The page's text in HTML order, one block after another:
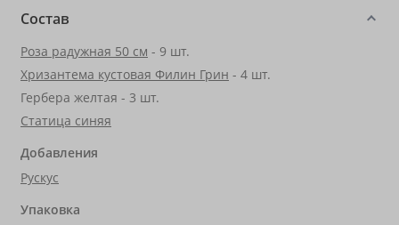
Состав
Роза радужная 50 см - 9 шт.
Хризантема кустовая Филин Грин - 4 шт.
Гербера желтая - 3 шт.
Статица синяя
Добавления
Рускус
Упаковка